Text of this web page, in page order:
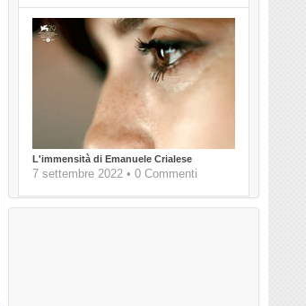
L'immensità di Emanuele Crialese
7 settembre 2022 • 0 Commenti